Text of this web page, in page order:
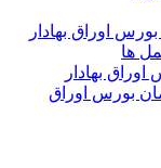
اوراق بهادار
ها
بهادار
بورس اوراق